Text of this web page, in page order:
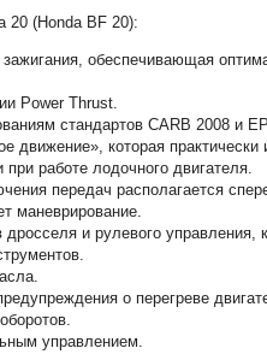
20 (Honda BF 20):
обеспечивающая
Power Thrust.
стандартов CARB 2008 и
движение», которая практически
работе лодочного двигателя.
передач располагается
маневрирование.
и рулевого управления,
о перегреве
управлением.